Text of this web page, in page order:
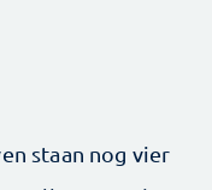
staan nog vier